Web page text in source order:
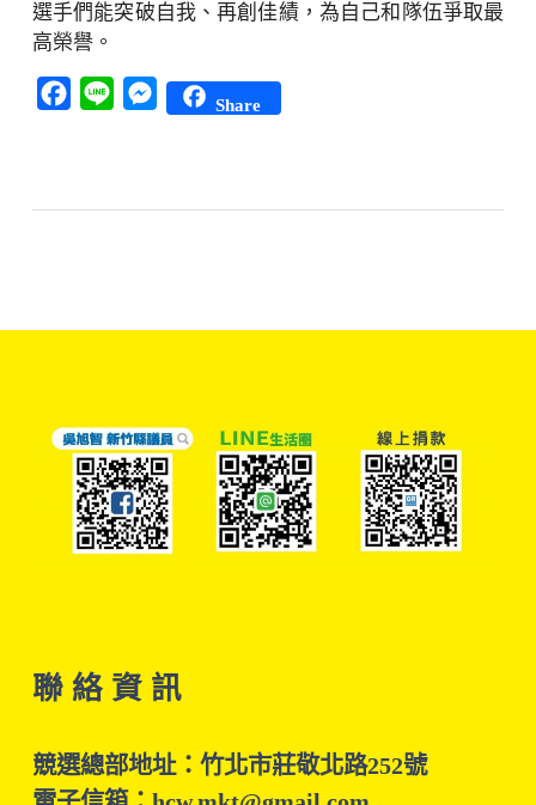
選手們能突破自我、再創佳績，為自己和隊伍爭取最
高榮譽。
Facebook
Line Messenger
Share
聯 絡 資 訊
競選總部地址：竹北市莊敬北路252號